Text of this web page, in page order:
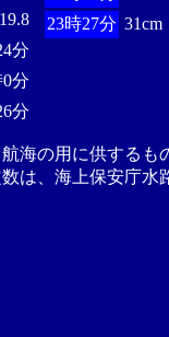
19.8
分
分
分
23時27分 31cm
海の用に供するも
は、海上保安庁水